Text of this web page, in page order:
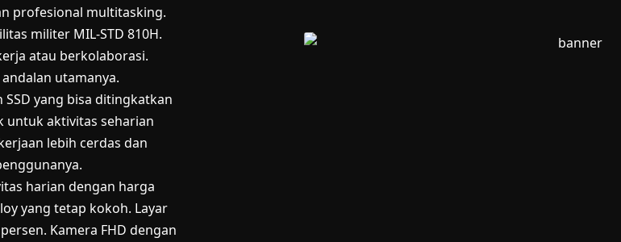
profesional multitasking.
militer MIL-STD 810H.
atau berkolaborasi.
utamanya.
yang bisa ditingkatkan
untuk aktivitas seharian
lebih cerdas dan
harian dengan harga
yang tetap kokoh. Layar
Kamera FHD dengan